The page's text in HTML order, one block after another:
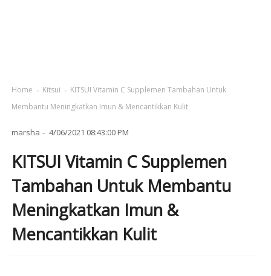
Home Kitsui
KITSUI Vitamin C Supplemen Tambahan Untuk
Membantu Meningkatkan Imun & Mencantikkan Kulit
marsha 4/06/2021 08:43:00 PM
KITSUI Vitamin C Supplemen
Tambahan Untuk Membantu
Meningkatkan Imun &
Mencantikkan Kulit